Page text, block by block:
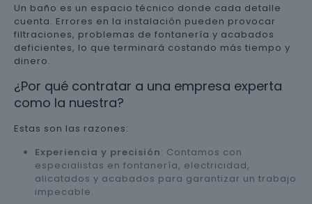
Un baño es un espacio técnico donde cada detalle
cuenta. Errores en la instalación pueden provocar
filtraciones, problemas de fontanería y acabados
deficientes, lo que terminará costando más tiempo y
dinero.
¿Por qué contratar a una empresa experta
como la nuestra?
Estas son las razones:
Experiencia y precisión: Contamos con
especialistas en fontanería, electricidad,
alicatados y acabados para garantizar un trabajo
impecable.